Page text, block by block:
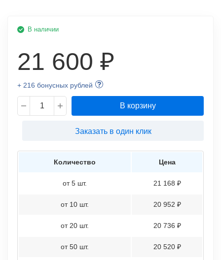
В наличии
21 600 ₽
+ 216 бонусных рублей
В корзину
Заказать в один клик
Количество Цена
от 5 шт. 21 168 ₽
от 10 шт. 20 952 ₽
от 20 шт. 20 736 ₽
от 50 шт. 20 520 ₽